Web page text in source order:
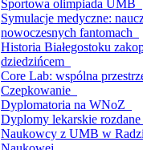
Sportowa olimpiada UMB
Symulacje medyczne:
nowoczesnych fantomach
Historia Białegostoku
dziedzińcem
Core Lab: wspólna
Czepkowanie
Dyplomatoria na WNoZ
Dyplomy lekarskie rozdane
Naukowcy z UMB w